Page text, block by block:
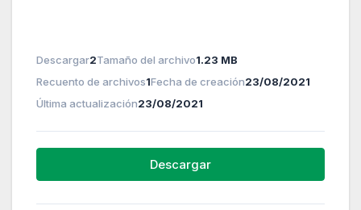
Descargar2Tamaño del archivo1.23 MB
Recuento de archivos1Fecha de creación23/08/2021
Última actualización23/08/2021
Descargar